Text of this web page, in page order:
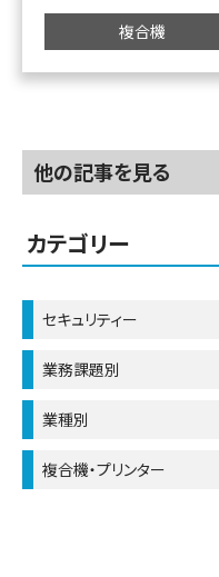
複合機
他の記事を見る
カテゴリー
セキュリティー
業務課題別
業種別
複合機・プリンター